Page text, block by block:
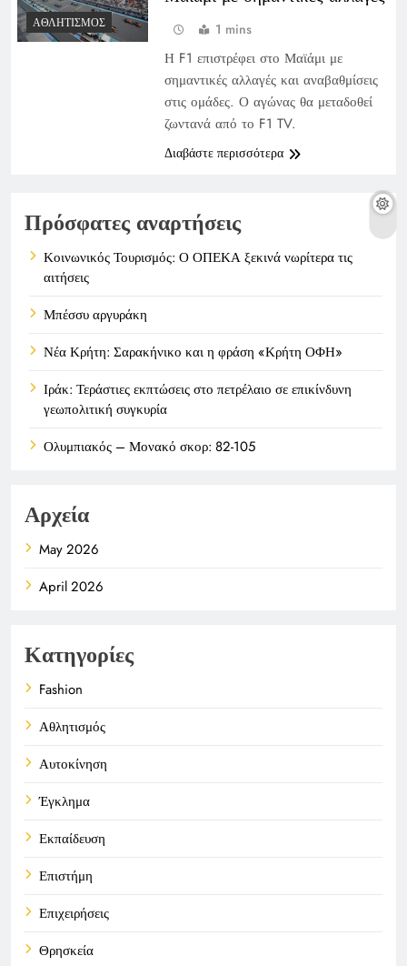
ΑΘΛΗΤΙΣΜΌΣ 1 mins
Η F1 επιστρέφει στο Μαϊάμι με
σημαντικές αλλαγές και αναβαθμίσεις
στις ομάδες. Ο αγώνας θα μεταδοθεί
ζωντανά από το F1 TV.
Διαβάστε περισσότερα
Πρόσφατες αναρτήσεις
Κοινωνικός Τουρισμός: Ο ΟΠΕΚΑ ξεκινά νωρίτερα τις
αιτήσεις
Μπέσσυ αργυράκη
Νέα Κρήτη: Σαρακήνικο και η φράση «Κρήτη ΟΦΗ»
Ιράκ: Τεράστιες εκπτώσεις στο πετρέλαιο σε επικίνδυνη
γεωπολιτική συγκυρία
Ολυμπιακός – Μονακό σκορ: 82-105
Αρχεία
May 2026
April 2026
Κατηγορίες
Fashion
Αθλητισμός
Αυτοκίνηση
Έγκλημα
Εκπαίδευση
Επιστήμη
Επιχειρήσεις
Θρησκεία